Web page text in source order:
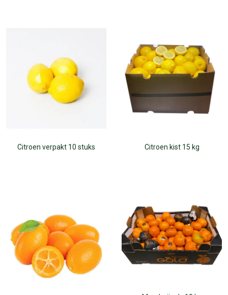
Citroen verpakt 10 stuks Citroen kist 15 kg